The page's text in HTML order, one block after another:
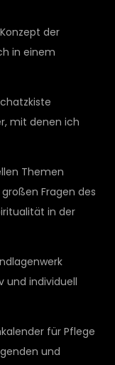
der
in einem
mit denen ich
Themen
Fragen des
in der
und individuell
für Pflege
und